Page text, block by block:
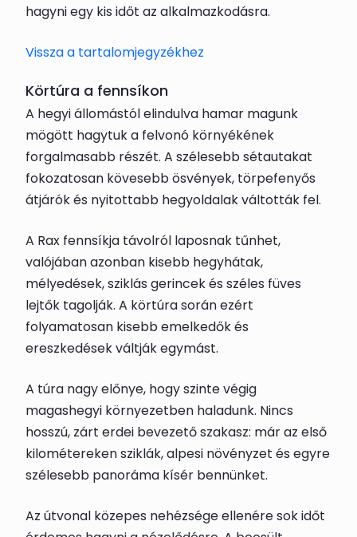
hagyni egy kis időt az alkalmazkodásra.
Vissza a tartalomjegyzékhez
Körtúra a fennsíkon
A hegyi állomástól elindulva hamar magunk
mögött hagytuk a felvonó környékének
forgalmasabb részét. A szélesebb sétautakat
fokozatosan kövesebb ösvények, törpefenyős
átjárók és nyitottabb hegyoldalak váltották fel.
A Rax fennsíkja távolról laposnak tűnhet,
valójában azonban kisebb hegyhátak,
mélyedések, sziklás gerincek és széles füves
lejtők tagolják. A körtúra során ezért
folyamatosan kisebb emelkedők és
ereszkedések váltják egymást.
A túra nagy előnye, hogy szinte végig
magashegyi környezetben haladunk. Nincs
hosszú, zárt erdei bevezető szakasz: már az első
kilométereken sziklák, alpesi növényzet és egyre
szélesebb panoráma kísér bennünket.
Az útvonal közepes nehézsége ellenére sok időt